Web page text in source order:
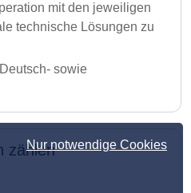
Nur notwendige Cookies
mit den jeweiligen
technische Lösungen zu
sowie
zählen